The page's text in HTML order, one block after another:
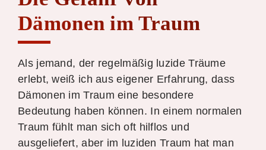
Dämonen im Traum
Als jemand, der regelmäßig luzide Träume
erlebt, weiß ich aus eigener Erfahrung, dass
Dämonen im Traum eine besondere
Bedeutung haben können. In einem normalen
Traum fühlt man sich oft hilflos und
ausgeliefert, aber im luziden Traum hat man